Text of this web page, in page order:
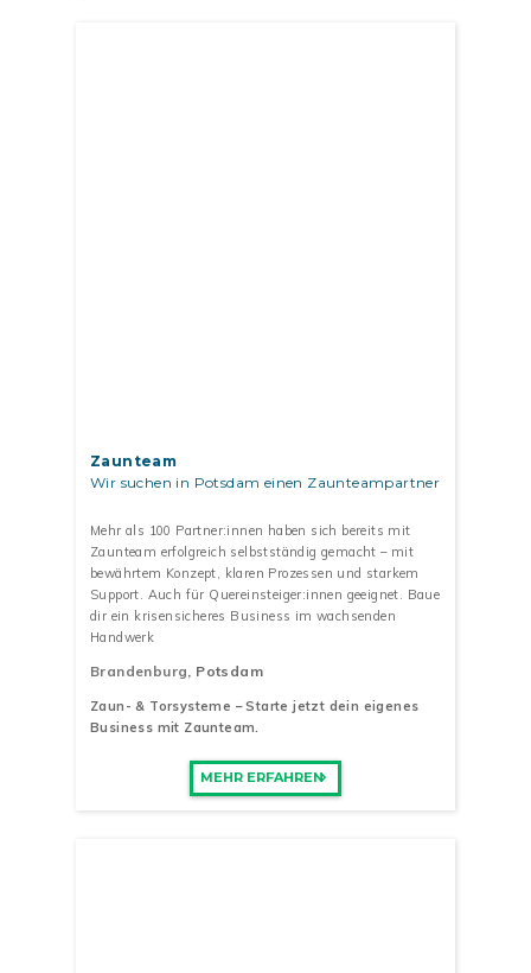
Zaunteam
Wir suchen in Potsdam einen Zaunteampartner
Mehr als 100 Partner:innen haben sich bereits mit
Zaunteam erfolgreich selbstständig gemacht – mit
bewährtem Konzept, klaren Prozessen und starkem
Support. Auch für Quereinsteiger:innen geeignet. Baue
dir ein krisensicheres Business im wachsenden
Handwerk
Brandenburg, Potsdam
Zaun- & Torsysteme – Starte jetzt dein eigenes
Business mit Zaunteam.
MEHR ERFAHREN